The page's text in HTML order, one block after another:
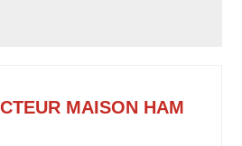
MAISON HAM